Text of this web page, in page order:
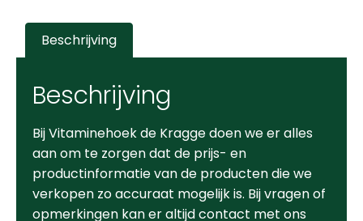
Beschrijving
Beschrijving
Bij Vitaminehoek de Kragge doen we er alles
aan om te zorgen dat de prijs- en
productinformatie van de producten die we
verkopen zo accuraat mogelijk is. Bij vragen of
opmerkingen kan er altijd contact met ons